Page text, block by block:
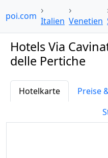
Italien Venetien
Hotels Via
delle Pertiche
Hotelkarte
Preise